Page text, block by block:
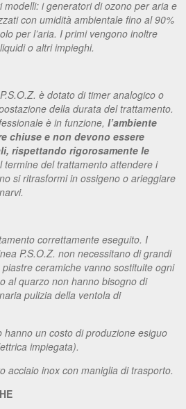
modelli: i generatori di ozono per aria e
con umidità ambientale fino al 90%
per l’aria. I primi vengono inoltre
o altri impieghi.
è dotato di timer analogico o
della durata del trattamento.
è in funzione, l’ambiente
chiuse e non devono essere
rispettando rigorosamente le
termine del trattamento attendere i
si ritrasformi in ossigeno o arieggiare
correttamente eseguito. I
P.S.O.Z. non necessitano di grandi
ceramiche vanno sostituite ogni
al quarzo non hanno bisogno di
pulizia della ventola di
un costo di produzione esiguo
impiegata).
acciaio inox con maniglia di trasporto.